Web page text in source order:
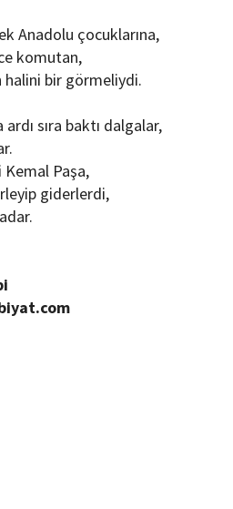
Anadolu çocuklarına,
komutan,
halini bir görmeliydi.
ardı sıra baktı dalgalar,
Paşa,
giderlerdi,